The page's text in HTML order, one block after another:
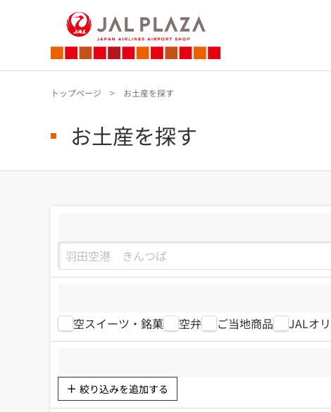
トップページ お土産を探す
お土産を探す
空スイーツ・銘菓
空弁 ご当地商品 JALオ
絞り込みを追加する